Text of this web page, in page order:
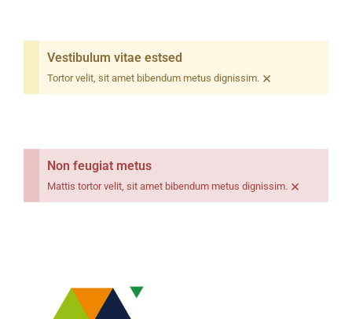
Vestibulum vitae estsed
Tortor velit, sit amet bibendum metus dignissim. ×
Non feugiat metus
Mattis tortor velit, sit amet bibendum metus dignissim. ×